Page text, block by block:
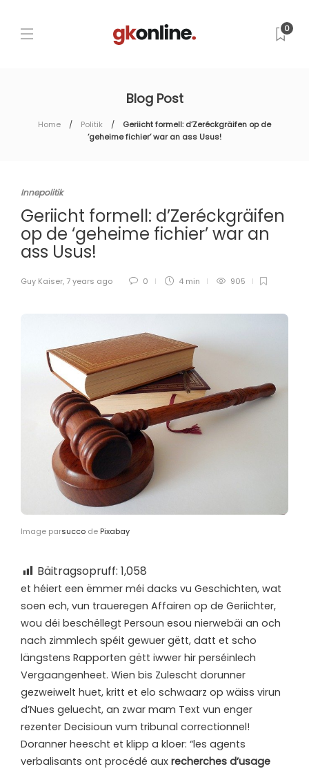
0
Blog Post
Home Politik
Geriicht formell: d’Zeréckgräifen op de
‘geheime fichier’ war an ass Usus!
Innepolitik
Geriicht formell: d’Zeréckgräifen
op de ‘geheime fichier’ war an
ass Usus!
Guy Kaiser, 7 years ago 0 4 min 905
Image parsucco de Pixabay
Bäitragsopruff: 1,058
et héiert een ëmmer méi dacks vu Geschichten, wat
soen ech, vun traueregen Affairen op de Geriichter,
wou déi beschëllegt Persoun esou nierwebäi an och
nach zimmlech spéit gewuer gëtt, datt et scho
längstens Rapporten gëtt iwwer hir perséinlech
Vergaangenheet. Wien bis Zulescht dorunner
gezweiwelt huet, kritt et elo schwaarz op wäiss virun
d’Nues geluecht, an zwar mam Text vun enger
rezenter Decisioun vum tribunal correctionnel!
Doranner heescht et klipp a kloer: “les agents
verbalisants ont procédé aux recherches d’usage